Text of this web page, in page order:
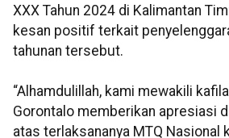
XXX Tahun 2024 di Kalimantan
kesan positif terkait
tahunan tersebut.
“Alhamdulillah, kami mewakili
Gorontalo memberikan apresiasi
atas terlaksananya MTQ Nasional